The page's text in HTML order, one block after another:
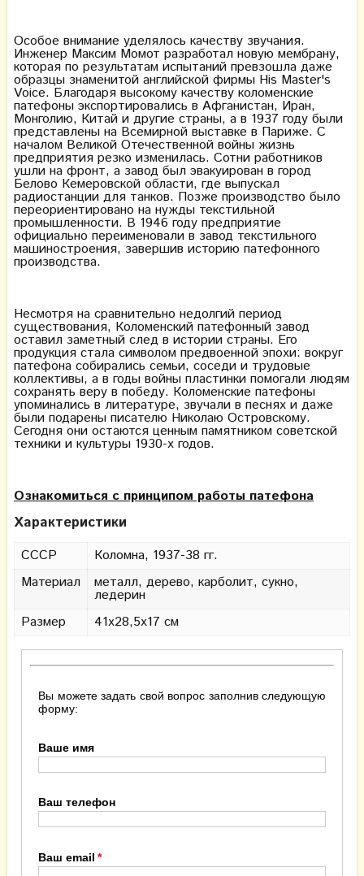
Особое внимание уделялось качеству звучания.
Инженер Максим Момот разработал новую мембрану,
которая по результатам испытаний превзошла даже
образцы знаменитой английской фирмы His Master's
Voice. Благодаря высокому качеству коломенские
патефоны экспортировались в Афганистан, Иран,
Монголию, Китай и другие страны, а в 1937 году были
представлены на Всемирной выставке в Париже. С
началом Великой Отечественной войны жизнь
предприятия резко изменилась. Сотни работников
ушли на фронт, а завод был эвакуирован в город
Белово Кемеровской области, где выпускал
радиостанции для танков. Позже производство было
переориентировано на нужды текстильной
промышленности. В 1946 году предприятие
официально переименовали в завод текстильного
машиностроения, завершив историю патефонного
производства.
Несмотря на сравнительно недолгий период
существования, Коломенский патефонный завод
оставил заметный след в истории страны. Его
продукция стала символом предвоенной эпохи: вокруг
патефона собирались семьи, соседи и трудовые
коллективы, а в годы войны пластинки помогали людям
сохранять веру в победу. Коломенские патефоны
упоминались в литературе, звучали в песнях и даже
были подарены писателю Николаю Островскому.
Сегодня они остаются ценным памятником советской
техники и культуры 1930-х годов.
Ознакомиться с принципом работы патефона
Характеристики
СССР
Коломна, 1937-38 гг.
Материал
металл, дерево, карболит, сукно,
ледерин
Размер
41х28,5х17 см
Вы можете задать свой вопрос заполнив следующую
форму:
Ваше имя
Ваш телефон
Ваш email